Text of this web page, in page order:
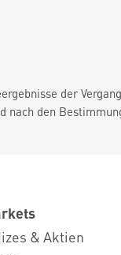
der
nach den
& Aktien